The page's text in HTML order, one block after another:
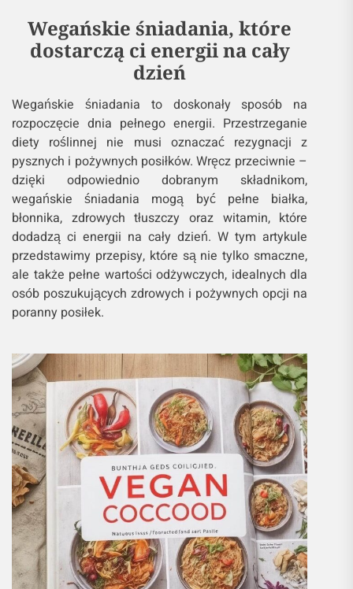
Wegańskie śniadania, które
dostarczą ci energii na cały
dzień
Wegańskie śniadania to doskonały sposób na
rozpoczęcie dnia pełnego energii. Przestrzeganie
diety roślinnej nie musi oznaczać rezygnacji z
pysznych i pożywnych posiłków. Wręcz przeciwnie –
dzięki odpowiednio dobranym składnikom,
wegańskie śniadania mogą być pełne białka,
błonnika, zdrowych tłuszczy oraz witamin, które
dodadzą ci energii na cały dzień. W tym artykule
przedstawimy przepisy, które są nie tylko smaczne,
ale także pełne wartości odżywczych, idealnych dla
osób poszukujących zdrowych i pożywnych opcji na
poranny posiłek.